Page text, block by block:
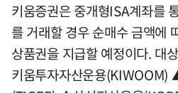
키움증권은 중개형ISA계좌를
를 거래할 경우 순매수 금액에
상품권을 지급할 예정이다. 대
키움투자자산운용(KIWOOM)